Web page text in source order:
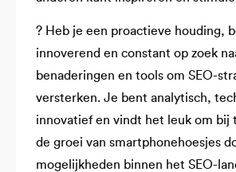
? Heb je een proactieve houding,
innoverend en constant op zoek
benaderingen en tools om SEO-
versterken. Je bent analytisch,
innovatief en vindt het leuk om bij
de groei van smartphonehoesjes
mogelijkheden binnen het SEO-